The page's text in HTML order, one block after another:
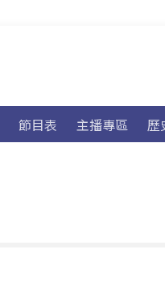
節目表 主播專區 歷